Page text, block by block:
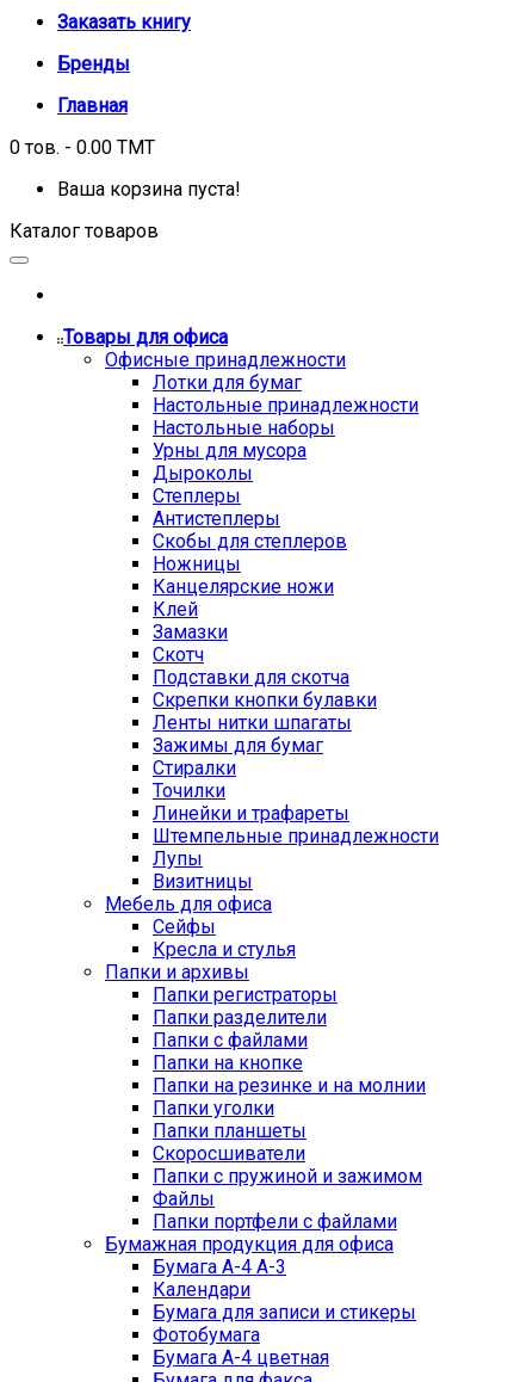
Заказать книгу
Бренды
Главная
0 тов. - 0.00 TMT
Ваша корзина пуста!
Каталог товаров
Товары для офиса
Офисные принадлежности
Лотки для бумаг
Настольные принадлежности
Настольные наборы
Урны для мусора
Дыроколы
Степлеры
Антистеплеры
Скобы для степлеров
Ножницы
Канцелярские ножи
Клей
Замазки
Скотч
Подставки для скотча
Скрепки кнопки булавки
Ленты нитки шпагаты
Зажимы для бумаг
Стиралки
Точилки
Линейки и трафареты
Штемпельные принадлежности
Лупы
Визитницы
Мебель для офиса
Сейфы
Кресла и стулья
Папки и архивы
Папки регистраторы
Папки разделители
Папки с файлами
Папки на кнопке
Папки на резинке и на молнии
Папки уголки
Папки планшеты
Скоросшиватели
Папки с пружиной и зажимом
Файлы
Папки портфели с файлами
Бумажная продукция для офиса
Бумага А-4 А-3
Календари
Бумага для записи и стикеры
Фотобумага
Бумага А-4 цветная